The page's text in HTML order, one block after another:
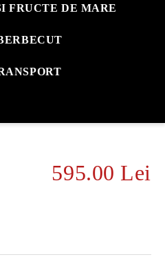
FRUCTE DE MARE
595.00 Lei